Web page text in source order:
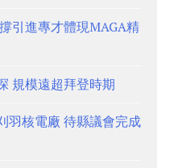
引進專才體現MAGA精
規模遠超拜登時期
羽核電廠 待縣議會完成